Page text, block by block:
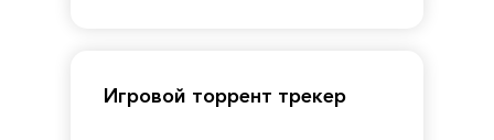
Игровой торрент трекер